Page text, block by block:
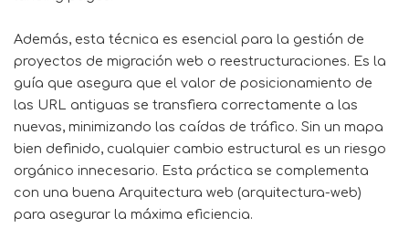
Además, esta técnica es esencial para la gestión de
proyectos de migración web o reestructuraciones. Es la
guía que asegura que el valor de posicionamiento de
las URL antiguas se transfiera correctamente a las
nuevas, minimizando las caídas de tráfico. Sin un mapa
bien definido, cualquier cambio estructural es un riesgo
orgánico innecesario. Esta práctica se complementa
con una buena Arquitectura web (arquitectura-web)
para asegurar la máxima eficiencia.